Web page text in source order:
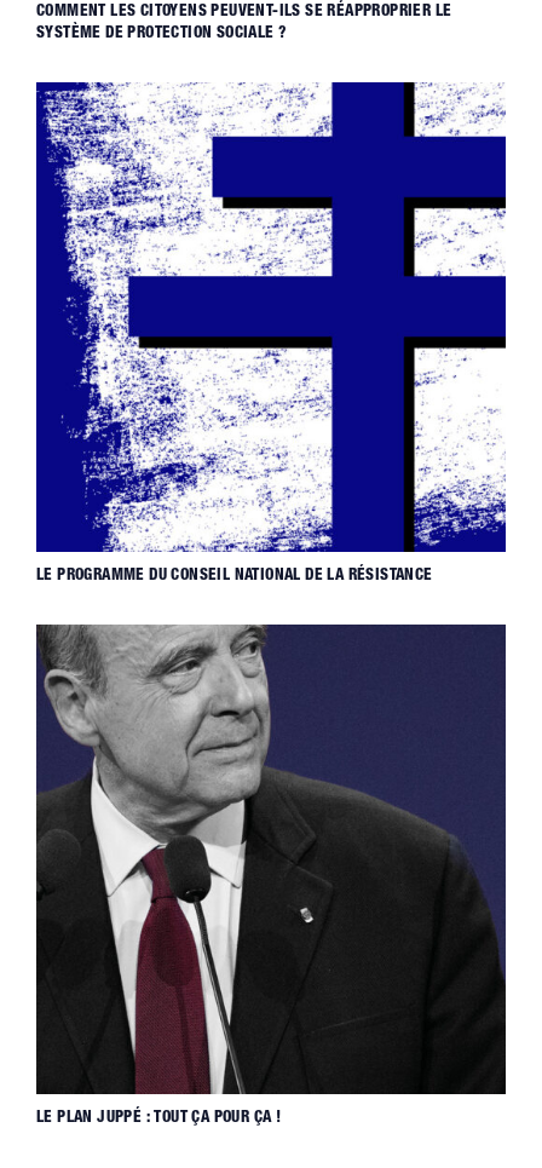
COMMENT LES CITOYENS PEUVENT-ILS SE RÉAPPROPRIER LE
SYSTÈME DE PROTECTION SOCIALE ?
LE PROGRAMME DU CONSEIL NATIONAL DE LA RÉSISTANCE
LE PLAN JUPPÉ : TOUT ÇA POUR ÇA !